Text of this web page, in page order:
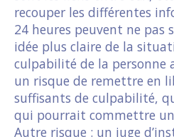
recouper les différentes
24 heures peuvent ne pas
idée plus claire de la
culpabilité de la personne
un risque de remettre en
suffisants de culpabilité,
qui pourrait commettre
Autre risque : un juge